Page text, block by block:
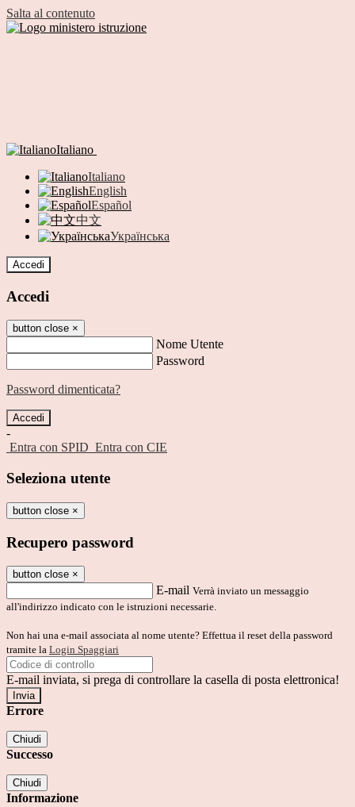
Salta al contenuto
Italiano
Italiano
English
Español
中文
Українська
Accedi
Accedi
button close ×
Nome Utente
Password
Password dimenticata?
-
Entra con SPID Entra con CIE
Seleziona utente
button close ×
Recupero password
button close ×
E-mail Verrà inviato un messaggio
all'indirizzo indicato con le istruzioni necessarie.
Non hai una e-mail associata al nome utente? Effettua il reset della password
tramite la Login Spaggiari
E-mail inviata, si prega di controllare la casella di posta elettronica!
Errore
Chiudi
Successo
Chiudi
Informazione